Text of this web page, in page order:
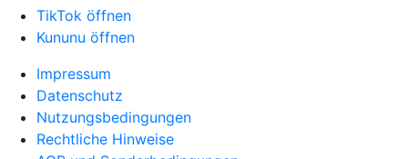
TikTok öffnen
Kununu öffnen
Impressum
Datenschutz
Nutzungsbedingungen
Rechtliche Hinweise